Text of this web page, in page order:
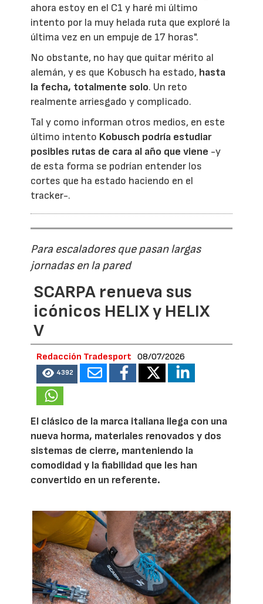
ahora estoy en el C1 y haré mi último
intento por la muy helada ruta que exploré la
última vez en un empuje de 17 horas".
No obstante, no hay que quitar mérito al
alemán, y es que Kobusch ha estado, hasta
la fecha, totalmente solo. Un reto
realmente arriesgado y complicado.
Tal y como informan otros medios, en este
último intento Kobusch podría estudiar
posibles rutas de cara al año que viene -y
de esta forma se podrían entender los
cortes que ha estado haciendo en el
tracker-.
Para escaladores que pasan largas
jornadas en la pared
SCARPA renueva sus
icónicos HELIX y HELIX
V
Redacción Tradesport 08/07/2026
4392
El clásico de la marca italiana llega con una
nueva horma, materiales renovados y dos
sistemas de cierre, manteniendo la
comodidad y la fiabilidad que les han
convertido en un referente.